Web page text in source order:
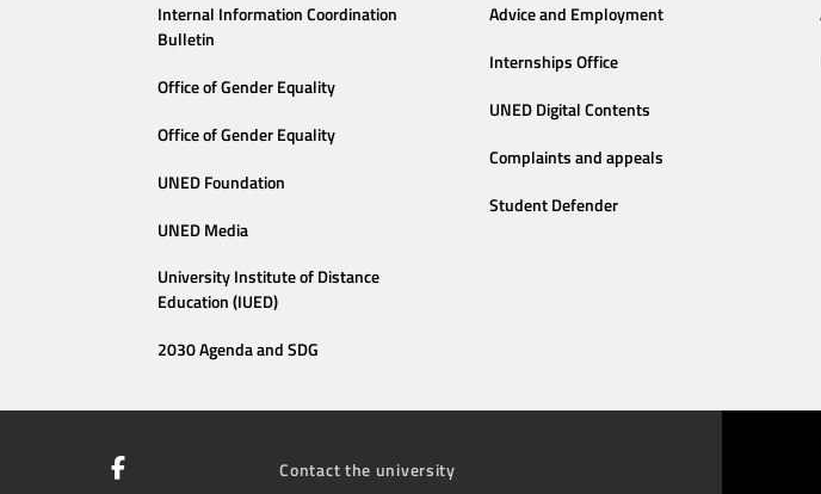
Internal Information Coordination
Bulletin
Office of Gender Equality
Office of Gender Equality
UNED Foundation
UNED Media
University Institute of Distance
Education (IUED)
2030 Agenda and SDG
Advice and Employment
Internships Office
UNED Digital Contents
Complaints and appeals
Student Defender
Contact the university